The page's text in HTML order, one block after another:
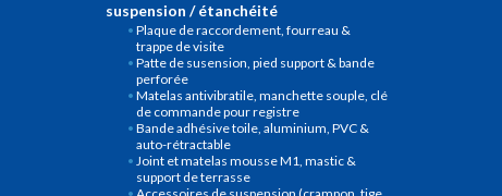
suspension / étanchéité
Plaque de raccordement, fourreau &
trappe de visite
Patte de susension, pied support & bande
perforée
Matelas antivibratile, manchette souple, clé
de commande pour registre
Bande adhésive toile, aluminium, PVC &
auto-rétractable
Joint et matelas mousse M1, mastic &
support de terrasse